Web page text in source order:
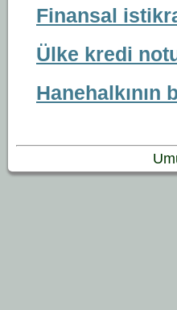
Finansal
Ülke kredi
Hanehalkının